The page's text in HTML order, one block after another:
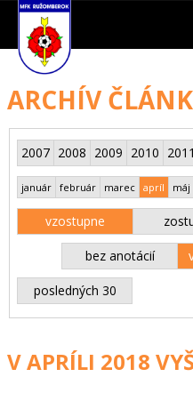
ARCHÍV
2007 2008 2009 2010 2011
január február marec apríl máj
vzostupne
bez anotácií
posledných 30
V APRÍLI 2018